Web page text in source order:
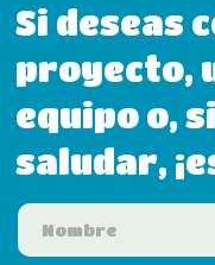
Si deseas
proyecto,
equipo o,
saludar,